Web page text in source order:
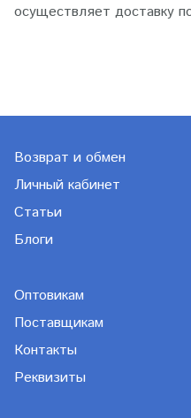
осуществляет доставку
Возврат и обмен
Личный кабинет
Статьи
Блоги
Оптовикам
Поставщикам
Контакты
Реквизиты